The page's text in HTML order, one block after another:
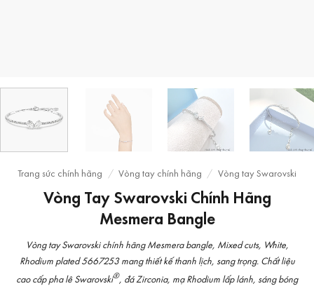
Trang sức chính hãng / Vòng tay chính hãng / Vòng tay Swarovski
Vòng Tay Swarovski Chính Hãng
Mesmera Bangle
Vòng tay Swarovski chính hãng Mesmera bangle, Mixed cuts, White,
Rhodium plated 5667253 mang thiết kế thanh lịch, sang trọng. Chất liệu
cao cấp pha lê Swarovski®, đá Zirconia, mạ Rhodium lấp lánh, sáng bóng